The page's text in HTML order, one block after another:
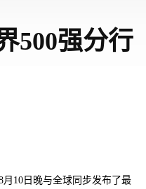
500强分行
月10日晚与全球同步发布了最